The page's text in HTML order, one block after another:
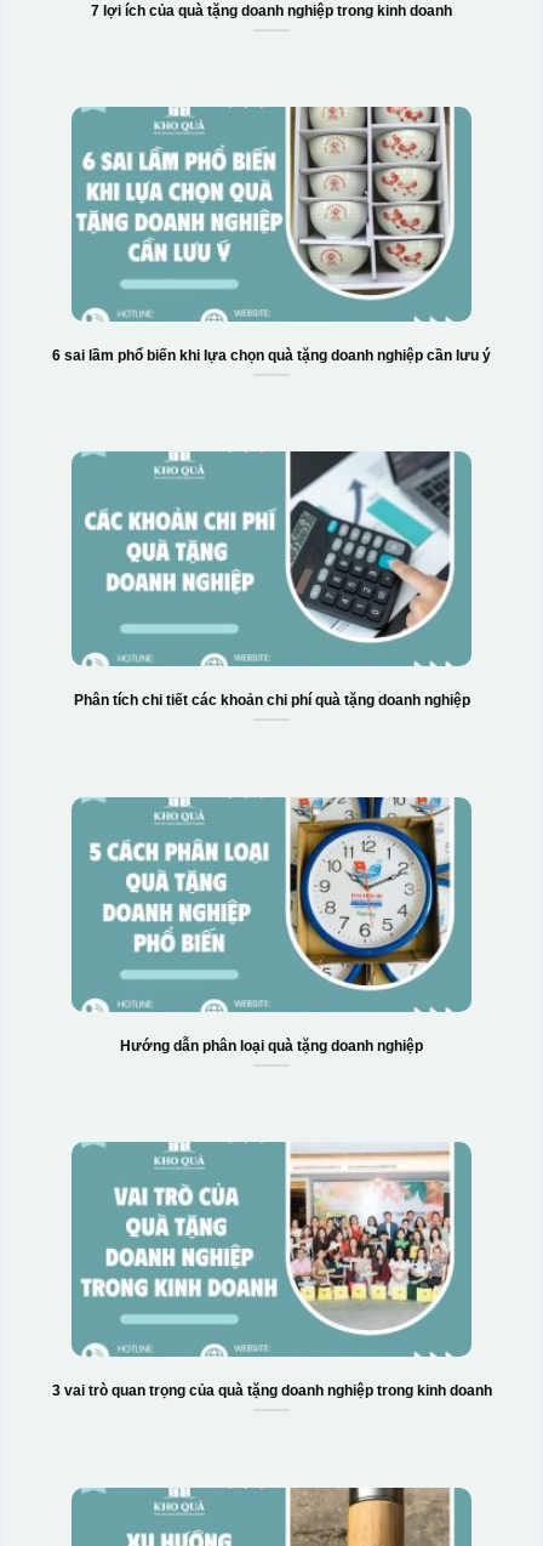
Hộp xi bình giữ nhiệt
Hộp xi bình hoa
7 lợi ích của quà tặng doanh nghiệp trong kinh doanh
6 sai lầm phổ biến khi lựa chọn quà tặng doanh nghiệp cần lưu ý
Phân tích chi tiết các khoản chi phí quà tặng doanh nghiệp
Hướng dẫn phân loại quà tặng doanh nghiệp
3 vai trò quan trọng của quà tặng doanh nghiệp trong kinh doanh